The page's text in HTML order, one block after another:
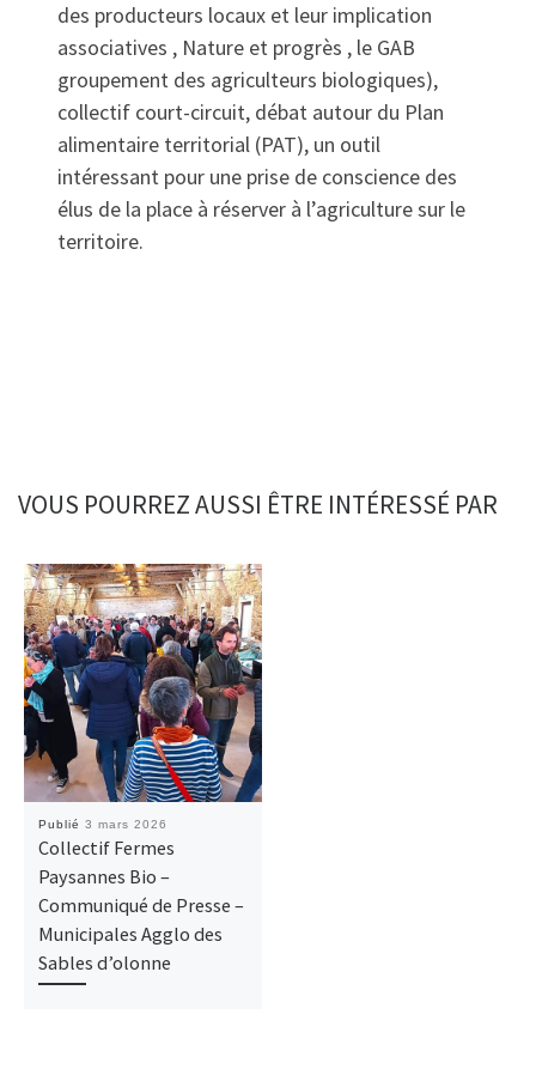
des producteurs locaux et leur implication
associatives , Nature et progrès , le GAB
groupement des agriculteurs biologiques),
collectif court-circuit, débat autour du Plan
alimentaire territorial (PAT), un outil
intéressant pour une prise de conscience des
élus de la place à réserver à l’agriculture sur le
territoire.
VOUS POURREZ AUSSI ÊTRE INTÉRESSÉ PAR
Publié 3 mars 2026
Collectif Fermes
Paysannes Bio –
Communiqué de Presse –
Municipales Agglo des
Sables d’olonne